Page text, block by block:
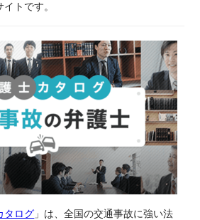
トです。
タログ 」は、全国の交通事故に強い法